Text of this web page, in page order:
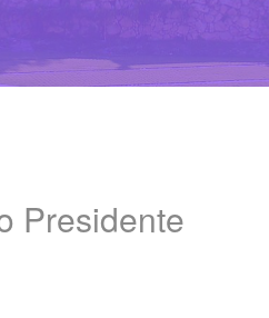
Presidente